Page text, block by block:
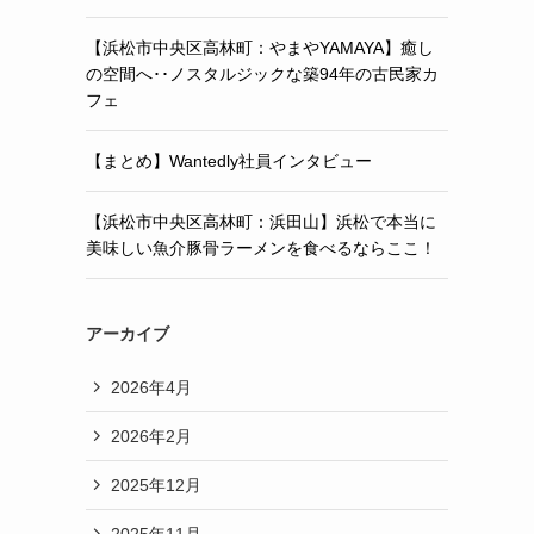
【浜松市中央区高林町：やまやYAMAYA】癒し
の空間へ･･ノスタルジックな築94年の古民家カ
フェ
【まとめ】Wantedly社員インタビュー
【浜松市中央区高林町：浜田山】浜松で本当に
美味しい魚介豚骨ラーメンを食べるならここ！
アーカイブ
2026年4月
2026年2月
2025年12月